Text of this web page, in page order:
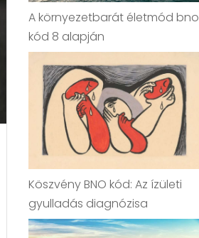
A környezetbarát életmód bno
kód 8 alapján
Köszvény BNO kód: Az ízületi
gyulladás diagnózisa